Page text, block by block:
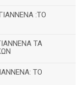
:ΤΟ
ΤΑ
ΤΟ